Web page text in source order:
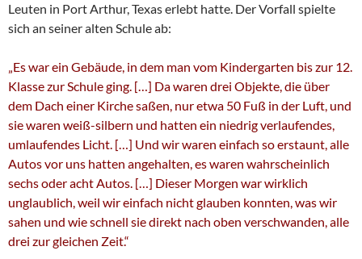
Leuten in Port Arthur, Texas erlebt hatte. Der Vorfall spielte
sich an seiner alten Schule ab:
„Es war ein Gebäude, in dem man vom Kindergarten bis zur 12.
Klasse zur Schule ging. […] Da waren drei Objekte, die über
dem Dach einer Kirche saßen, nur etwa 50 Fuß in der Luft, und
sie waren weiß-silbern und hatten ein niedrig verlaufendes,
umlaufendes Licht. […] Und wir waren einfach so erstaunt, alle
Autos vor uns hatten angehalten, es waren wahrscheinlich
sechs oder acht Autos. […] Dieser Morgen war wirklich
unglaublich, weil wir einfach nicht glauben konnten, was wir
sahen und wie schnell sie direkt nach oben verschwanden, alle
drei zur gleichen Zeit.“